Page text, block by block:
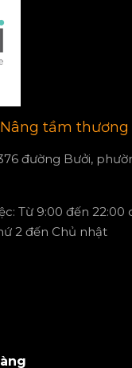
tầm
đường Bưởi,
Từ 9:00 đến
2 đến Chủ nhật